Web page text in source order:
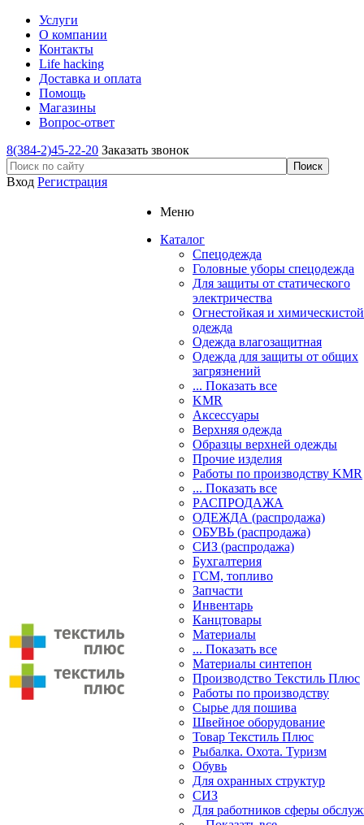
Услуги
О компании
Контакты
Life hacking
Доставка и оплата
Помощь
Магазины
Вопрос-ответ
8(384-2)45-22-20 Заказать звонок
Вход Регистрация
Меню
Каталог
Спецодежда
Головные уборы спецодежда
Для защиты от статического
электричества
Огнестойкая и
одежда
Одежда влагозащитная
Одежда для защиты от общих
загрязнений
... Показать все
KMR
Аксессуары
Верхняя одежда
Образцы верхней одежды
Прочие изделия
Работы по производству KMR
... Показать все
PАСПРОДАЖА
ОДЕЖДА (распродажа)
ОБУВЬ (распродажа)
СИЗ (распродажа)
Бухгалтерия
ГСМ, топливо
Запчасти
Инвентарь
Канцтовары
Материалы
... Показать все
Материалы синтепон
Производство Текстиль Плюс
Работы по производству
Сырье для пошива
Швейное оборудование
Товар Текстиль Плюс
Рыбалка. Охота. Туризм
Обувь
Для охранных структур
СИЗ
Для работников сферы